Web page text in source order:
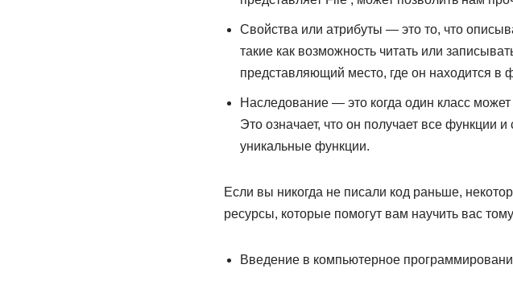
Свойства или атрибуты — это то, что
такие как возможность читать или
представляющий место, где он находится в
Наследование — это когда один класс
Это означает, что он получает все функции и
уникальные функции.
Если вы никогда не писали код раньше,
ресурсы, которые помогут вам научить вас
Введение в компьютерное